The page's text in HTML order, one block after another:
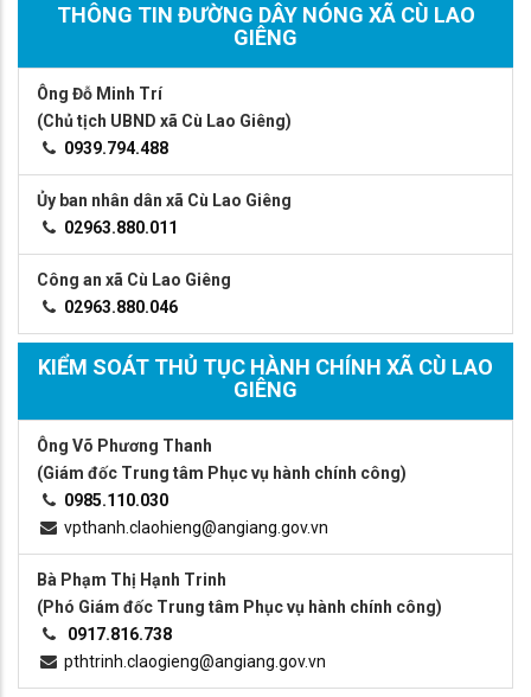
THÔNG TIN ĐƯỜNG DÂY NÓNG XÃ CÙ LAO
GIÊNG
Ông Đỗ Minh Trí
(Chủ tịch UBND xã Cù Lao Giêng)
0939.794.488
Ủy ban nhân dân xã Cù Lao Giêng
02963.880.011
Công an xã Cù Lao Giêng
02963.880.046
KIỂM SOÁT THỦ TỤC HÀNH CHÍNH XÃ CÙ LAO
GIÊNG
Ông Võ Phương Thanh
(Giám đốc Trung tâm Phục vụ hành chính công)
0985.110.030
vpthanh.claohieng@angiang.gov.vn
Bà Phạm Thị Hạnh Trinh
(Phó Giám đốc Trung tâm Phục vụ hành chính công)
0917.816.738
pthtrinh.claogieng@angiang.gov.vn